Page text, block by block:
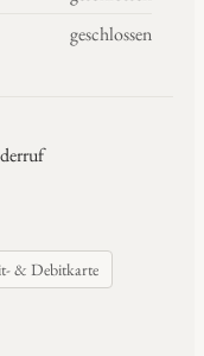
geschlossen
& Debitkarte